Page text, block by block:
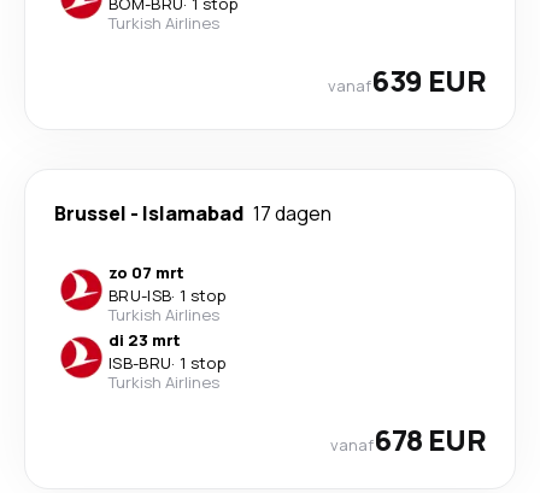
Turkish Airlines
vanaf639 EUR
Brussel - Islamabad 17 dagen
zo 07 mrt
BRU-ISB· 1 stop
Turkish Airlines
di 23 mrt
ISB-BRU· 1 stop
Turkish Airlines
vanaf678 EUR